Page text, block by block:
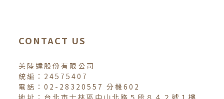
CONTACT US
美陸達股份有限公司
統編：24575407
電話：02-28320557 分機602
地址：台北市士林區中山北路５段８４２號１樓